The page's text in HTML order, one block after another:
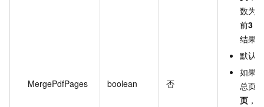
MergePdfPages boolean 否
数为
前3 页
结果。
默认
如果
总页
页 ，